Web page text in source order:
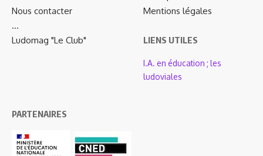
Nous contacter
…
Ludomag "Le Club"
Mentions légales
LIENS UTILES
I.A. en éducation ; les
ludoviales
PARTENAIRES